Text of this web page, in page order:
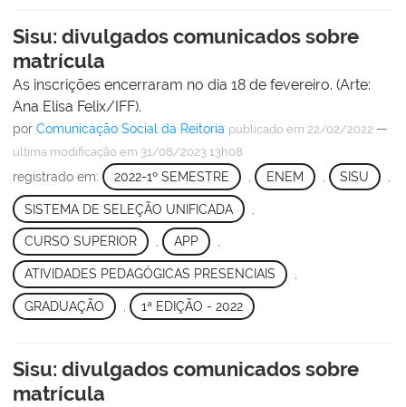
Sisu: divulgados comunicados sobre
matrícula
As inscrições encerraram no dia 18 de fevereiro. (Arte:
Ana Elisa Felix/IFF).
por Comunicação Social da Reitoria publicado em 22/02/2022 —
última modificação em 31/08/2023 13h08
registrado em: 2022-1º SEMESTRE ENEM SISU
SISTEMA DE SELEÇÃO UNIFICADA
CURSO SUPERIOR , APP ,
ATIVIDADES PEDAGÓGICAS PRESENCIAIS
GRADUAÇÃO 1ª EDIÇÃO - 2022
Sisu: divulgados comunicados sobre
matrícula